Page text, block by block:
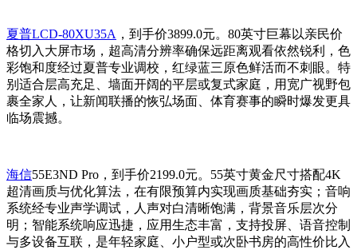
夏普LCD-80XU35A ，到手价3899.0元。80英寸巨幕以亲民价
格切入大屏市场，超高清分辨率确保远距离观看依然锐利，色
彩饱和度经过夏普专业调校，红绿蓝三原色鲜活而不刺眼。特
别适合层高充足、墙面开阔的平层或复式家庭，用宽广视野包
裹全家人，让新闻联播的恢弘场面、体育赛事的瞬时爆发更具
临场震撼。
海信55E3ND Pro，到手价2199.0元。55英寸黄金尺寸搭配4K
超清画质与优化算法，在有限预算内实现画质基础夯实；音响
系统经专业声学调试，人声对白清晰饱满，背景音乐层次分
明；智能系统响应迅捷，应用生态丰富，支持投屏、语音控制
与多设备互联，是年轻家庭、小户型或次卧书房的高性价比入